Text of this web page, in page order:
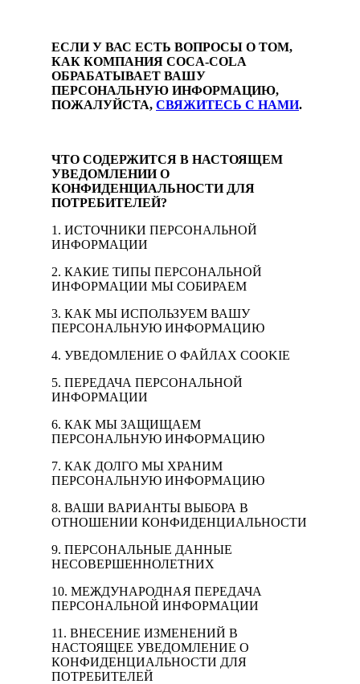
ЕСЛИ У ВАС ЕСТЬ ВОПРОСЫ О ТОМ,
КАК КОМПАНИЯ COCA-COLA
ОБРАБАТЫВАЕТ ВАШУ
ПЕРСОНАЛЬНУЮ ИНФОРМАЦИЮ,
ПОЖАЛУЙСТА, СВЯЖИТЕСЬ С НАМИ.
ЧТО СОДЕРЖИТСЯ В НАСТОЯЩЕМ
УВЕДОМЛЕНИИ О
КОНФИДЕНЦИАЛЬНОСТИ ДЛЯ
ПОТРЕБИТЕЛЕЙ?
1. ИСТОЧНИКИ ПЕРСОНАЛЬНОЙ
ИНФОРМАЦИИ
2. КАКИЕ ТИПЫ ПЕРСОНАЛЬНОЙ
ИНФОРМАЦИИ МЫ СОБИРАЕМ
3. КАК МЫ ИСПОЛЬЗУЕМ ВАШУ
ПЕРСОНАЛЬНУЮ ИНФОРМАЦИЮ
4. УВЕДОМЛЕНИЕ О ФАЙЛАХ COOKIE
5. ПЕРЕДАЧА ПЕРСОНАЛЬНОЙ
ИНФОРМАЦИИ
6. КАК МЫ ЗАЩИЩАЕМ
ПЕРСОНАЛЬНУЮ ИНФОРМАЦИЮ
7. КАК ДОЛГО МЫ ХРАНИМ
ПЕРСОНАЛЬНУЮ ИНФОРМАЦИЮ
8. ВАШИ ВАРИАНТЫ ВЫБОРА В
ОТНОШЕНИИ КОНФИДЕНЦИАЛЬНОСТИ
9. ПЕРСОНАЛЬНЫЕ ДАННЫЕ
НЕСОВЕРШЕННОЛЕТНИХ
10. МЕЖДУНАРОДНАЯ ПЕРЕДАЧА
ПЕРСОНАЛЬНОЙ ИНФОРМАЦИИ
11. ВНЕСЕНИЕ ИЗМЕНЕНИЙ В
НАСТОЯЩЕЕ УВЕДОМЛЕНИЕ О
КОНФИДЕНЦИАЛЬНОСТИ ДЛЯ
ПОТРЕБИТЕЛЕЙ